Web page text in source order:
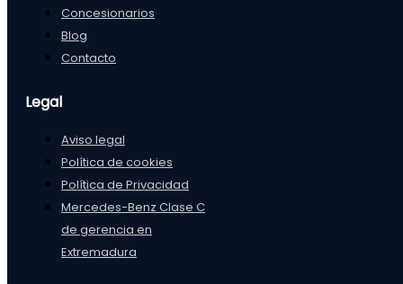
Concesionarios
Blog
Contacto
Legal
Aviso legal
Política de cookies
Política de Privacidad
Mercedes-Benz Clase C
de gerencia en
Extremadura